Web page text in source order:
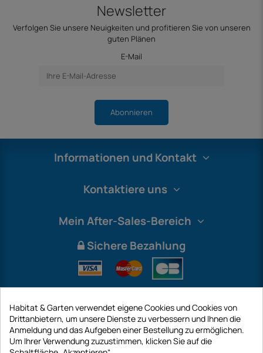
Newsletter
Verfolgen Sie unsere Neuigkeiten und profitieren Sie von unseren
guten Plänen
E-Mail
Abonnieren
Informationen und Kontakt
Kontaktiere uns
Mein After-Sales-Bereich
Sichere Bezahlung
Habitat & Garten verwendet eigene Cookies und Cookies von
Drittanbietern, um unsere Dienste zu verbessern und Ihnen die
Anmeldung und das Aufgeben einer Bestellung zu ermöglichen.
Um Ihrer Verwendung zuzustimmen, klicken Sie auf die